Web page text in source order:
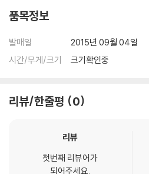
품목정보
발매일
2015년 09월 04일
시간/무게/크기
크기확인중
리뷰/한줄평 0
리뷰
첫번째 리뷰어가
되어주세요.